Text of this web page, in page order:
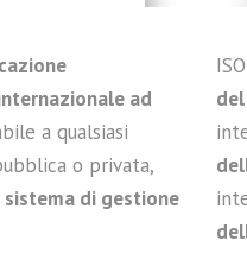
ad
a qualsiasi
o privata,
di gestione